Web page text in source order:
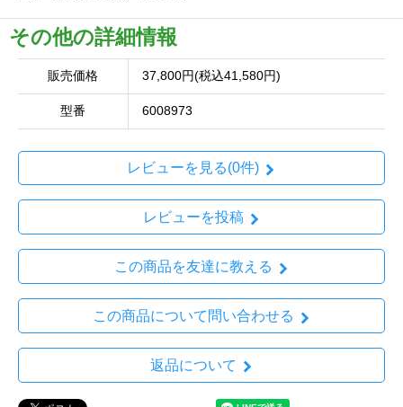
その他の詳細情報
販売価格 37,800円(税込41,580円)
型番 6008973
レビューを見る(0件)
レビューを投稿
この商品を友達に教える
この商品について問い合わせる
返品について